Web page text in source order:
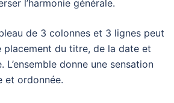
l’harmonie générale.
de 3 colonnes et 3 lignes peut
placement du titre, de la date et
donne une sensation
et ordonnée.